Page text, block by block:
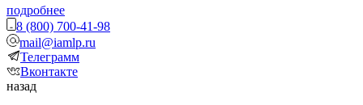
подробнее
8 (800) 700-41-98
mail@iamlp.ru
Телеграмм
Вконтакте
назад